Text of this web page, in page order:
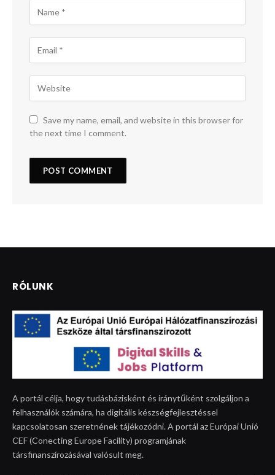
Save my name, email, and website in this browser for
the next time I comment.
RÓLUNK
A portál célja, hogy tudásbázisként és iránytűként szolgáljon a
felhasználók számára, ha digitális készségfejlesztéssel
kapcsolatosan szeretnének tájékozódni. A portál az Európai Unió
CEF (Conecting Europe Facility) programjának
társfinanszírozásával valósult meg.